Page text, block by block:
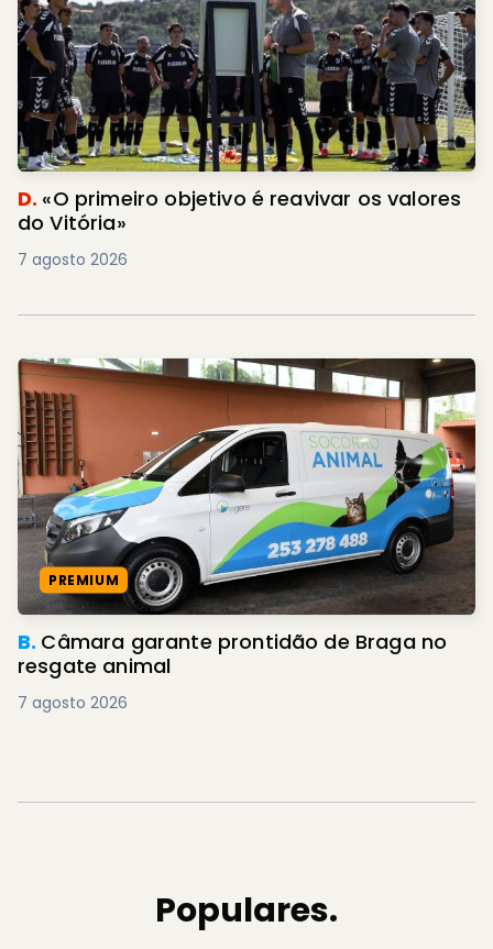
D. «O primeiro objetivo é reavivar os valores
do Vitória»
7 agosto 2026
PREMIUM
B. Câmara garante prontidão de Braga no
resgate animal
7 agosto 2026
Populares.